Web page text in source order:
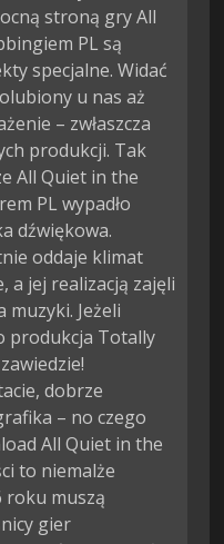
stroną gry All
PL są
specjalne. Widać
u nas aż
– zwłaszcza
produkcji. Tak
All Quiet in the
PL wypadło
dźwiękowa.
oddaje klimat
a jej realizacją zajęli
muzyki. Jeżeli
produkcja Totally
dobrze
– no czego
All Quiet in the
to niemalże
roku muszą
gier